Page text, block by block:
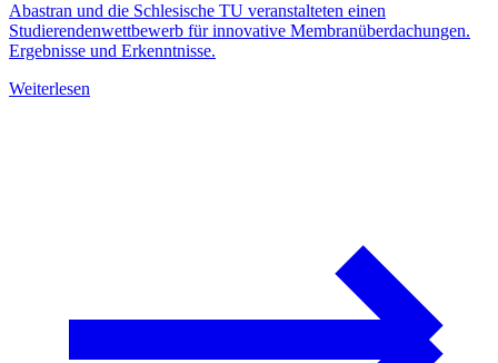
Abastran und die Schlesische TU veranstalteten einen
Studierendenwettbewerb für innovative Membranüberdachungen.
Ergebnisse und Erkenntnisse.
Weiterlesen